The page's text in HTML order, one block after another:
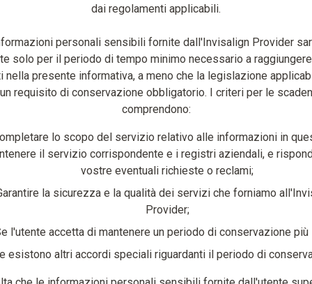
dai regolamenti applicabili.
personali sensibili fornite dall'Invisalign Provider
solo per il periodo di tempo minimo necessario a
nella presente informativa, a meno che la legislazione
requisito di conservazione obbligatorio. I criteri per le
comprendono:
lo scopo del servizio relativo alle informazioni in
il servizio corrispondente e i registri aziendali, e
vostre eventuali richieste o reclami;
la sicurezza e la qualità dei servizi che forniamo
Provider;
l'utente accetta di mantenere un periodo di conservazione più
esistono altri accordi speciali riguardanti il periodo di